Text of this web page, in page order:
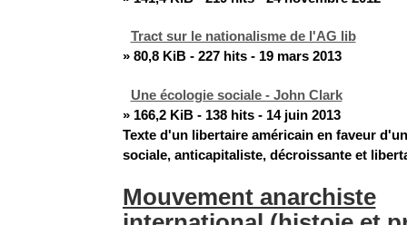
Tract sur le nationalisme de l'AG lib
» 80,8 KiB - 227 hits - 19 mars 2013
Une écologie sociale - John Clark
» 166,2 KiB - 138 hits - 14 juin 2013
Texte d'un libertaire américain en faveur
sociale, anticapitaliste, décroissante et
Mouvement anarchiste